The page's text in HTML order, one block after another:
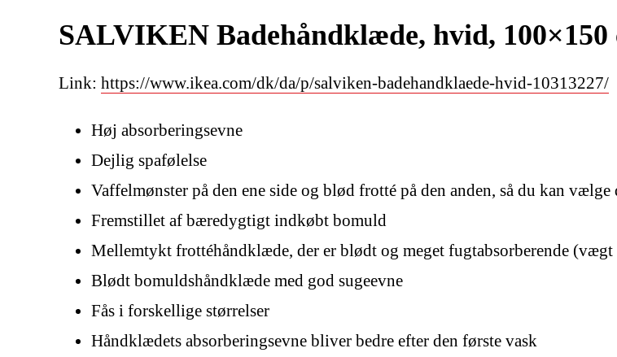
SALVIKEN Badehåndklæde, hvid, 100×150
Link: https://www.ikea.com/dk/da/p/salviken-badehandklaede-hvid-10313227/
Høj absorberingsevne
Dejlig spafølelse
Vaffelmønster på den ene side og blød frotté på den anden, så du kan
Fremstillet af bæredygtigt indkøbt bomuld
Mellemtykt frottéhåndklæde, der er blødt og meget fugtabsorberende (vægt
Blødt bomuldshåndklæde med god sugeevne
Fås i forskellige størrelser
Håndklædets absorberingsevne bliver bedre efter den første vask